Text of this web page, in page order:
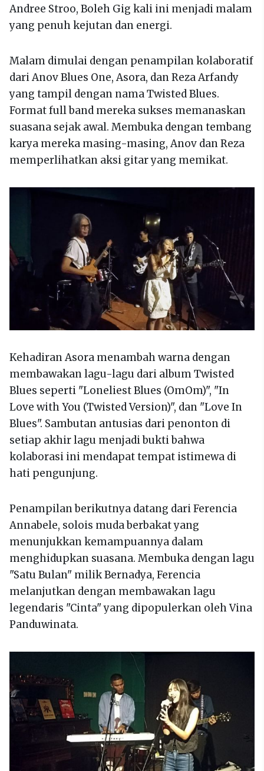
Andree Stroo, Boleh Gig kali ini menjadi malam
yang penuh kejutan dan energi.
Malam dimulai dengan penampilan kolaboratif
dari Anov Blues One, Asora, dan Reza Arfandy
yang tampil dengan nama Twisted Blues.
Format full band mereka sukses memanaskan
suasana sejak awal. Membuka dengan tembang
karya mereka masing-masing, Anov dan Reza
memperlihatkan aksi gitar yang memikat.
Kehadiran Asora menambah warna dengan
membawakan lagu-lagu dari album Twisted
Blues seperti "Loneliest Blues (OmOm)", "In
Love with You (Twisted Version)", dan "Love In
Blues". Sambutan antusias dari penonton di
setiap akhir lagu menjadi bukti bahwa
kolaborasi ini mendapat tempat istimewa di
hati pengunjung.
Penampilan berikutnya datang dari Ferencia
Annabele, solois muda berbakat yang
menunjukkan kemampuannya dalam
menghidupkan suasana. Membuka dengan lagu
"Satu Bulan" milik Bernadya, Ferencia
melanjutkan dengan membawakan lagu
legendaris "Cinta" yang dipopulerkan oleh Vina
Panduwinata.